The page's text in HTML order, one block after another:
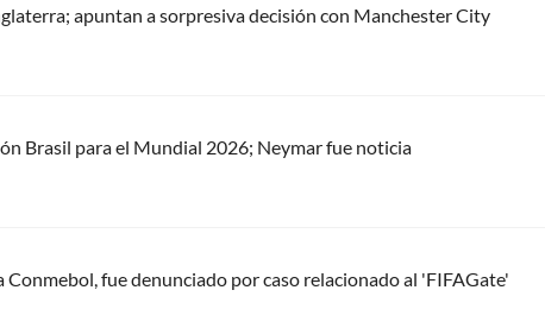
apuntan a sorpresiva decisión con Manchester City
Brasil para el Mundial 2026; Neymar fue noticia
fue denunciado por caso relacionado al 'FIFAGate'